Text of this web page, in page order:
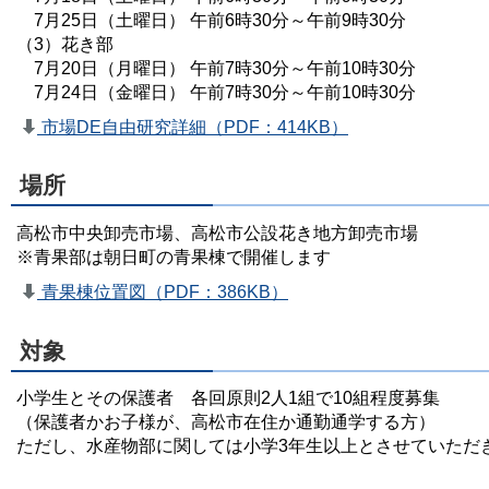
7月25日（土曜日） 午前6時30分～午前9時30分
（3）花き部
7月20日（月曜日） 午前7時30分～午前10時30分
7月24日（金曜日） 午前7時30分～午前10時30分
市場DE自由研究詳細（PDF：414KB）
場所
高松市中央卸売市場、高松市公設花き地方卸売市場
※青果部は朝日町の青果棟で開催します
青果棟位置図（PDF：386KB）
対象
小学生とその保護者 各回原則2人1組で10組程度募集
（保護者かお子様が、高松市在住か通勤通学する方）
ただし、水産物部に関しては小学3年生以上とさせていただ